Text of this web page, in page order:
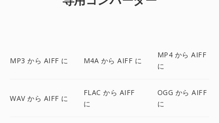
MP3 から AIFF に M4A から AIFF に
MP4 から AIFF
に
WAV から AIFF に
FLAC から AIFF
に
OGG から AIFF
に